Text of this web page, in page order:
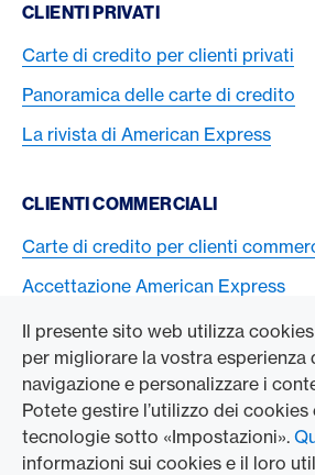
Il presente sito web utilizza
per migliorare la vostra esperienza
navigazione e personalizzare i
Potete gestire l’utilizzo dei cookies
tecnologie sotto «Impostazioni».
informazioni sui cookies e il loro
CLIENTI PRIVATI
Carte di credito per clienti privati
Panoramica delle carte di credito
La rivista di American Express
CLIENTI COMMERCIALI
Carte di credito per clienti
Accettazione American Express
L’AZIENDA
Swisscard AECS GmbH
American Express Globale